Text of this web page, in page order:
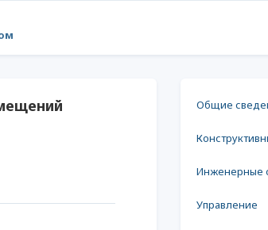
Общие
Инженерные
Управление